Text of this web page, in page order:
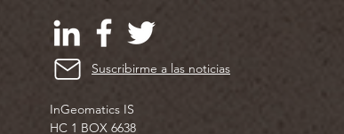
Suscribirme a las noticias
InGeomatics IS
HC 1 BOX 6638